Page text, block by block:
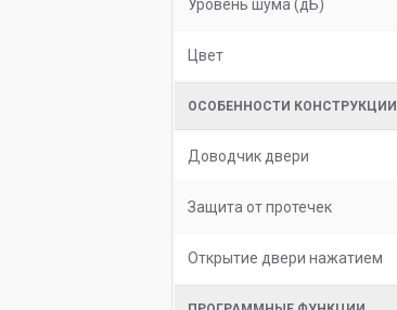
Уровень шума (дБ)
Цвет
ОСОБЕННОСТИ КОНСТРУКЦИИ
Доводчик двери
Защита от протечек
Открытие двери нажатием